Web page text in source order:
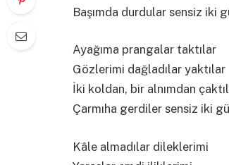
Başımda durdular sensiz iki
Ayağıma prangalar taktılar
Gözlerimi dağladılar yaktılar
İki koldan, bir alnımdan
Çarmıha gerdiler sensiz iki
Kâle almadılar dileklerimi